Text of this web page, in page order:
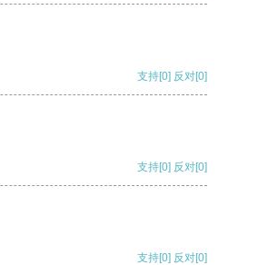
支持[0] 反对[0]
支持[0] 反对[0]
支持[0] 反对[0]